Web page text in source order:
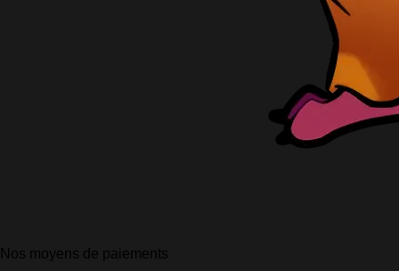
Nos moyens de paiements